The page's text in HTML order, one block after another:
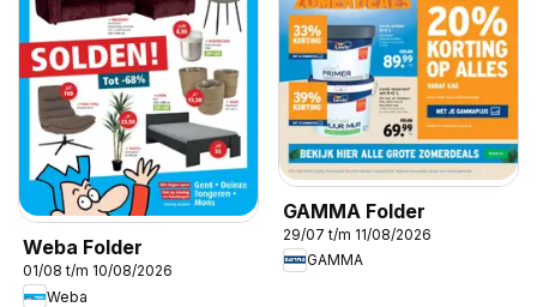
Weba Folder
01/08 t/m 10/08/2026
Weba
GAMMA Folder
29/07 t/m 11/08/2026
GAMMA